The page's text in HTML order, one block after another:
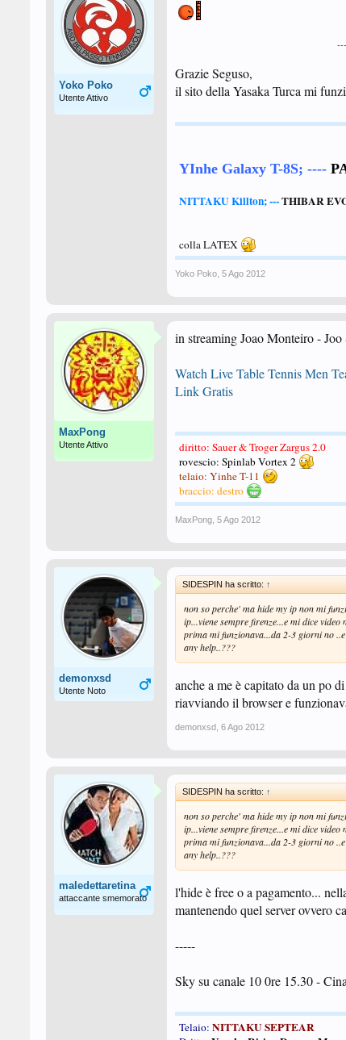
Yoko Poko
Utente Attivo
Grazie Seguso,
il sito della Yasaka Turca mi
YInhe Galaxy T-8S; ----
NITTAKU Killton;---THIBAR
colla LATEX
Yoko Poko 5 Ago 2012
MaxPong
Utente Attivo
in streaming Joao Monteiro -
Watch Live Table Tennis Men
Link Gratis
diritto: Sauer & Troger Zargus 2.0
rovescio: Spinlab Vortex 2
telaio: Yinhe T-11
braccio: destro
MaxPong 5 Ago 2012
demonxsd
Utente Noto
SIDESPIN ha scritto: ↑
non so perche' ma hide my ip non mi
ip...viene sempre firenze...e mi dice
prima mi funzionava...da 2-3 giorni no
any help..???
anche a me è capitato da un po
riavviando il browser e
demonxsd 6 Ago 2012
maledettaretina
attaccante smemorato
SIDESPIN ha scritto: ↑
non so perche' ma hide my ip non mi
ip...viene sempre firenze...e mi dice
prima mi funzionava...da 2-3 giorni no
any help..???
l'hide è free o a pagamento...
mantenendo quel server ovvero
-----
Sky su canale 10 0re 15.30 -
Telaio: NITTAKU SEPTEAR